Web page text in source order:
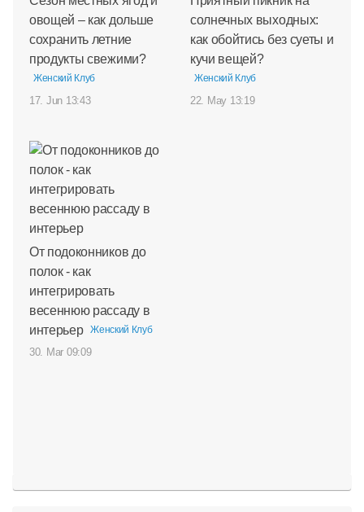
овощей – как дольше
сохранить летние
продукты свежими?
Женский Клуб
17. Jun 13:43
солнечных выходных:
как обойтись без суеты и
кучи вещей?
Женский Клуб
22. May 13:19
От подоконников до
полок - как
интегрировать
весеннюю рассаду в
интерьер
Женский Клуб
30. Mar 09:09